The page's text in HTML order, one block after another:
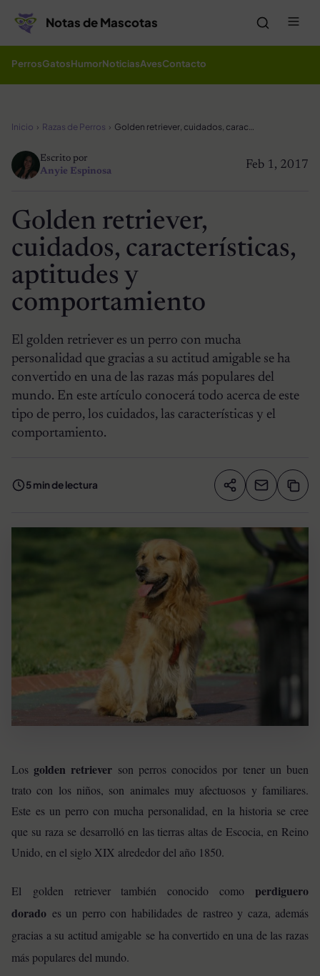
Notas de Mascotas
PerrosGatosHumorNoticiasAvesContacto
Inicio Razas de Perros Golden retriever, cuidados, características, aptitudes y comportamiento
Feb 1, 2017
Escrito por
Anyie Espinosa
Golden retriever,
cuidados, características,
aptitudes y
comportamiento
El golden retriever es un perro con mucha
personalidad que gracias a su actitud amigable se ha
convertido en una de las razas más populares del
mundo. En este artículo conocerá todo acerca de este
tipo de perro, los cuidados, las características y el
comportamiento.
5 min de lectura Compartir
Losgolden retriever son perros conocidos por tener un buen
trato con los niños, son animales muy afectuosos y familiares.
Este es un perro con mucha personalidad, en la historia se cree
que su raza se desarrolló en las tierras altas de Escocia, en Reino
Unido, en el siglo XIX alrededor del año 1850.
El golden retriever también conocido como perdiguero
dorado es un perro con habilidades de rastreo y caza, además
gracias a su actitud amigable se ha convertido en una de las razas
más populares del mundo.